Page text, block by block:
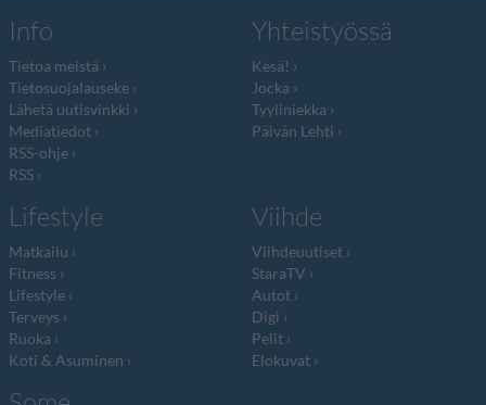
Info
Tietoa meistä
Tietosuojalauseke
Lähetä uutisvinkki
Mediatiedot
RSS-ohje
RSS
Yhteistyössä
Kesä!
Jocka
Tyyliniekka
Päivän Lehti
Lifestyle
Matkailu
Fitness
Lifestyle
Terveys
Ruoka
Koti & Asuminen
Viihde
Viihdeuutiset
StaraTV
Autot
Digi
Pelit
Elokuvat